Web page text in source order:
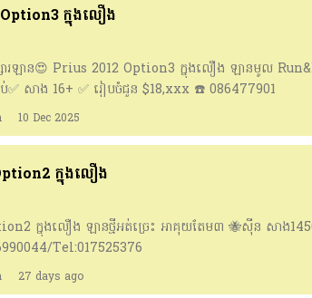
ក្នុងលឿង
សារឡាន😍 Prius 2012 Option3 ក្នុងលឿង​ ឡានមូល
✅ សាង 16+ ✅ រៀបចំជូន $18,xxx ☎️ 086477901
👉 ចូលក្រុមសាងឡាន:
10 Dec 2025
ក្នុងលឿង
ក្នុងលឿង ឡានថ្មីអត់ច្រេះ អាគុយតែម៣ 🐝សុីន សាង
Tel:017525376
27 days ago